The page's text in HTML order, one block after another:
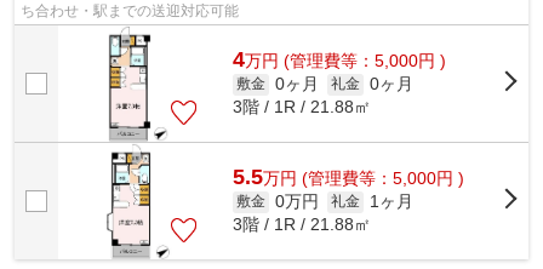
ち合わせ・駅までの送迎対応可能
4万円 (管理費等：5,000円 )
敷金 0ヶ月 礼金 0ヶ月
3階 / 1R / 21.88㎡
5.5万円 (管理費等：5,000円 )
敷金 0万円 礼金
1ヶ月
3階 / 1R / 21.88㎡